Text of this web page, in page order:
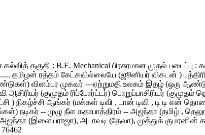
கல்வித் தகுதி : B.E. Mechanical பிரசுரமான முதல்
ரத்தம் கேட்கவில்லையே (ஜூனியர் விகடன் )
விளம்பர முகவர் ---ஏற்றுமதி உலகம் இதழ் (ஒரு
ஆசிரியர் (குமுதம் ரிப்போர்ட்டர்) பொறுப்பாசிரியர்
) நிகழ்ச்சி ஆங்கர் (மக்கள் டிவி , டான் டிவி , டி டி என்
-- முழு நீள கதாபாத்திரம் -- அஜந்தா (தமிழ் ,
(இளையராஜா), அடாவடி (தேவா), முத்துக் குமரனின்